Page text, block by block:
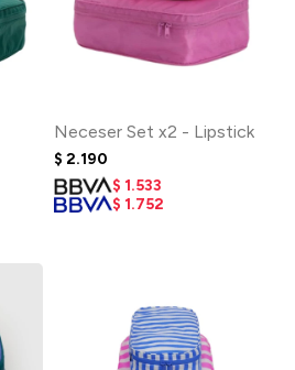
Neceser Set x2 - Lipstick
$ 2.190
$ 1.533
$ 1.752